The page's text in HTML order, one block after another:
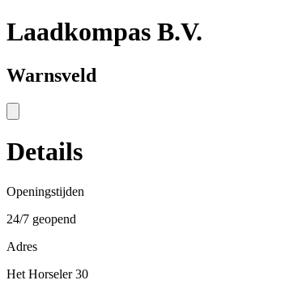
Laadkompas B.V.
Warnsveld
Details
Openingstijden
24/7 geopend
Adres
Het Horseler 30